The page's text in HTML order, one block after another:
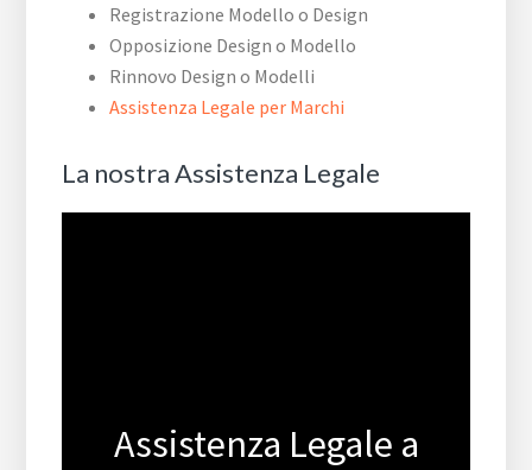
Registrazione Modello o Design
Opposizione Design o Modello
Rinnovo Design o Modelli
Assistenza Legale per Marchi
La nostra Assistenza Legale
Assistenza Legale a